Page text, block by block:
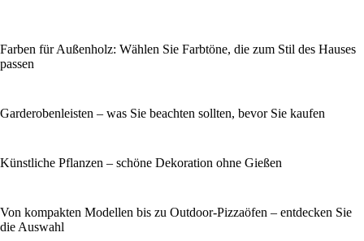
Farben für Außenholz: Wählen Sie Farbtöne, die zum Stil des Hauses
passen
Garderobenleisten – was Sie beachten sollten, bevor Sie kaufen
Künstliche Pflanzen – schöne Dekoration ohne Gießen
Von kompakten Modellen bis zu Outdoor-Pizzaöfen – entdecken Sie
die Auswahl